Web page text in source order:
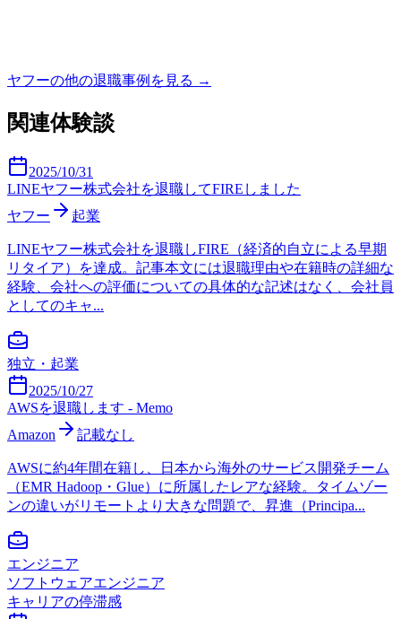
ヤフーの他の退職事例を見る →
関連体験談
2025/10/31
LINEヤフー株式会社を退職してFIREしました
ヤフー
起業
LINEヤフー株式会社を退職しFIRE（経済的自立による早期
リタイア）を達成。記事本文には退職理由や在籍時の詳細な
経験、会社への評価についての具体的な記述はなく、会社員
としてのキャ...
独立・起業
2025/10/27
AWSを退職します - Memo
Amazon
記載なし
AWSに約4年間在籍し、日本から海外のサービス開発チーム
（EMR Hadoop・Glue）に所属したレアな経験。タイムゾー
ンの違いがリモートより大きな問題で、昇進（Principa...
エンジニア
ソフトウェアエンジニア
キャリアの停滞感